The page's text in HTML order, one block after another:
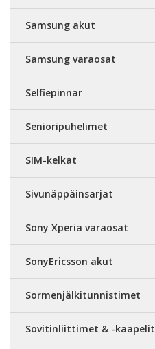
Samsung akut
Samsung varaosat
Selfiepinnar
Senioripuhelimet
SIM-kelkat
Sivunäppäinsarjat
Sony Xperia varaosat
SonyEricsson akut
Sormenjälkitunnistimet
Sovitinliittimet & -kaapelit